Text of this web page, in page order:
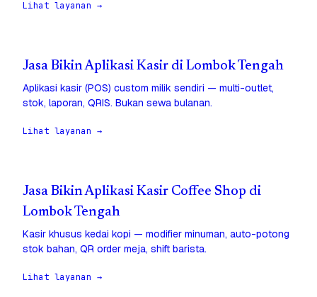
Lihat layanan →
Jasa Bikin Aplikasi Kasir di Lombok Tengah
Aplikasi kasir (POS) custom milik sendiri — multi-outlet,
stok, laporan, QRIS. Bukan sewa bulanan.
Lihat layanan →
Jasa Bikin Aplikasi Kasir Coffee Shop di
Lombok Tengah
Kasir khusus kedai kopi — modifier minuman, auto-potong
stok bahan, QR order meja, shift barista.
Lihat layanan →